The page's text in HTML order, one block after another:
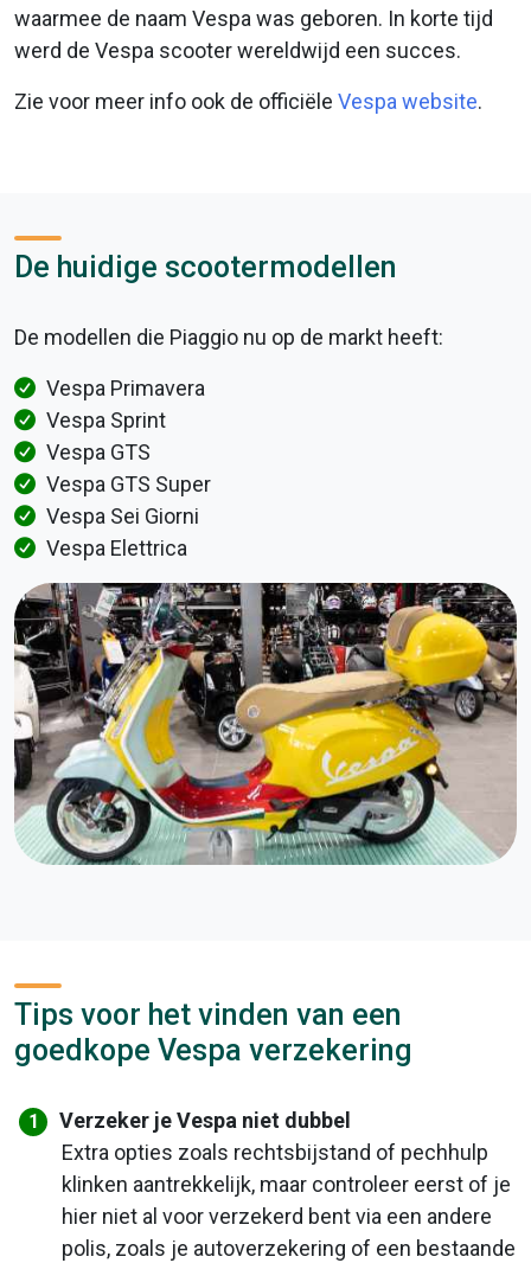
waarmee de naam Vespa was geboren. In korte tijd
werd de Vespa scooter wereldwijd een succes.
Zie voor meer info ook de officiële Vespa website.
De huidige scootermodellen
De modellen die Piaggio nu op de markt heeft:
Vespa Primavera
Vespa Sprint
Vespa GTS
Vespa GTS Super
Vespa Sei Giorni
Vespa Elettrica
Tips voor het vinden van een
goedkope Vespa verzekering
Verzeker je Vespa niet dubbel
Extra opties zoals rechtsbijstand of pechhulp
klinken aantrekkelijk, maar controleer eerst of je
hier niet al voor verzekerd bent via een andere
polis, zoals je autoverzekering of een bestaande